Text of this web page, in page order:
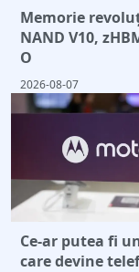
Memorie
NAND V10,
O
2026-08-07
Ce-ar putea fi
care devine